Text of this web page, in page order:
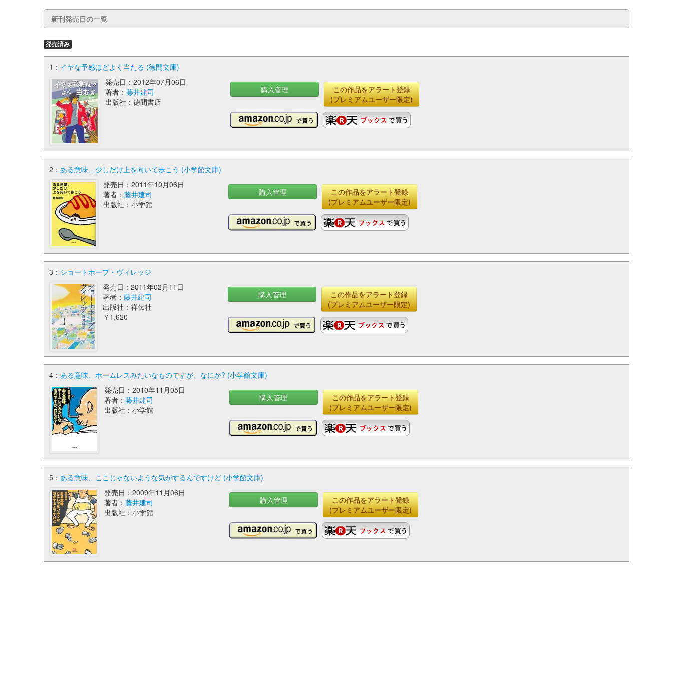
新刊発売日の一覧
発売済み
1： イヤな予感ほどよく当たる (徳間文庫)
発売日：2012年07月06日
著者： 藤井建司
出版社：徳間書店
購入管理
この作品をアラート登録
(プレミアムユーザー限定)
2： ある意味、少しだけ上を向いて歩こう (小学館文庫)
発売日：2011年10月06日
著者： 藤井建司
出版社：小学館
購入管理
この作品をアラート登録
(プレミアムユーザー限定)
3： ショートホープ・ヴィレッジ
発売日：2011年02月11日
著者：藤井建司
出版社：祥伝社
￥1,620
購入管理
この作品をアラート登録
(プレミアムユーザー限定)
4： ある意味、ホームレスみたいなものですが、なにか? (小学館文庫)
発売日：2010年11月05日
著者： 藤井建司
出版社：小学館
購入管理
この作品をアラート登録
(プレミアムユーザー限定)
5： ある意味、ここじゃないような気がするんですけど (小学館文庫)
発売日：2009年11月06日
著者：藤井建司
出版社：小学館
購入管理
この作品をアラート登録
(プレミアムユーザー限定)